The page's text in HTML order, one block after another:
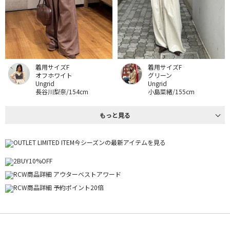
着用サイズF
オフホワイト
Ungrid
長谷川梨奈/154cm
着用サイズF
グリーン
Ungrid
小島菜緒/155cm
もっと見る